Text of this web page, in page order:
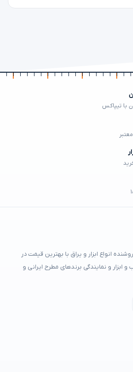
با تیپاکس
انواع ابزار و یراق با بهترین قیمت در
ابزار و نمایندگی برندهای مطرح ایرانی و